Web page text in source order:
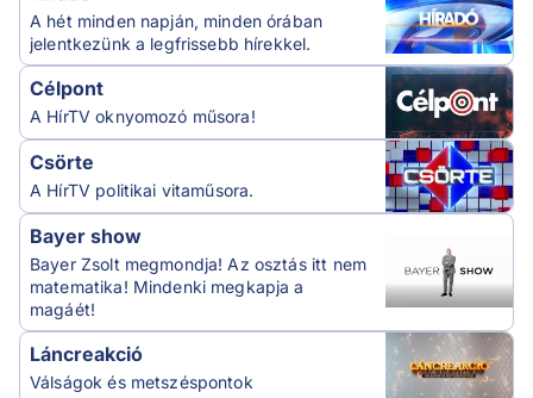
A hét minden napján, minden órában
jelentkezünk a legfrissebb hírekkel.
Célpont
A HírTV oknyomozó műsora!
Csörte
A HírTV politikai vitaműsora.
Bayer show
Bayer Zsolt megmondja! Az osztás itt nem
matematika! Mindenki megkapja a
magáét!
Láncreakció
Válságok és metszéspontok